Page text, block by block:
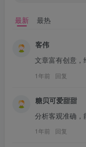
最新 最热
客伟
文章富有创意，
1年前 回复
糖贝可爱甜甜
分析客观准确，
1年前 回复